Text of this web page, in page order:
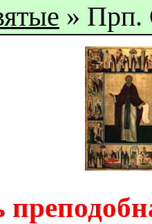
» Прп.